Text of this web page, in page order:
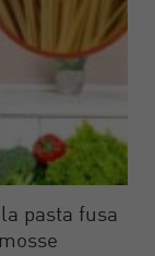
pasta fusa